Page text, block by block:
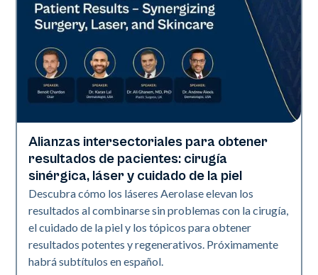
Era Elite | Neo Elite | Presentaciones
Alianzas intersectoriales para obtener
resultados de pacientes: cirugía
sinérgica, láser y cuidado de la piel
Descubra cómo los láseres Aerolase elevan los
resultados al combinarse sin problemas con la cirugía,
el cuidado de la piel y los tópicos para obtener
resultados potentes y regenerativos. Próximamente
habrá subtítulos en español.